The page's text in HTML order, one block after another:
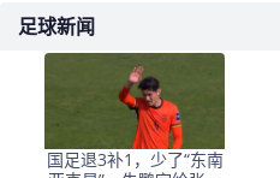
足球新闻
国足退3补1，少了“东南